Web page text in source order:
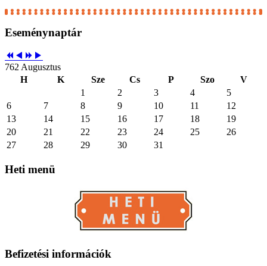
Eseménynaptár
762 Augusztus
H
K Sze Cs P Szo
V
1
2 3 4
5
6
7 8 9 10 11
12
13
14 15 16 17 18
19
20
21 22 23 24 25
26
27
28 29 30 31
Heti menü
Befizetési információk